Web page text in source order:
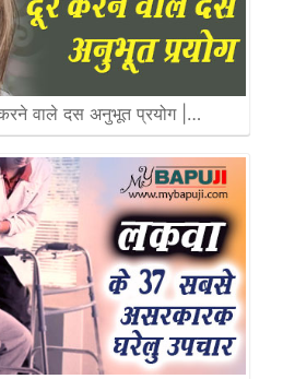
वाले दस अनुभूत प्रयोग |…